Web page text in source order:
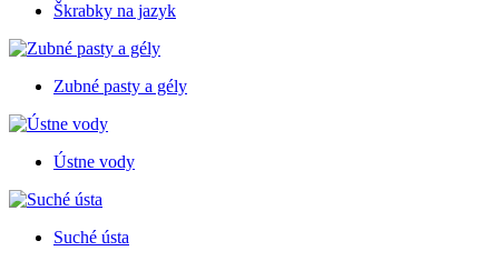
Škrabky na jazyk
Zubné pasty a gély
Ústne vody
Suché ústa